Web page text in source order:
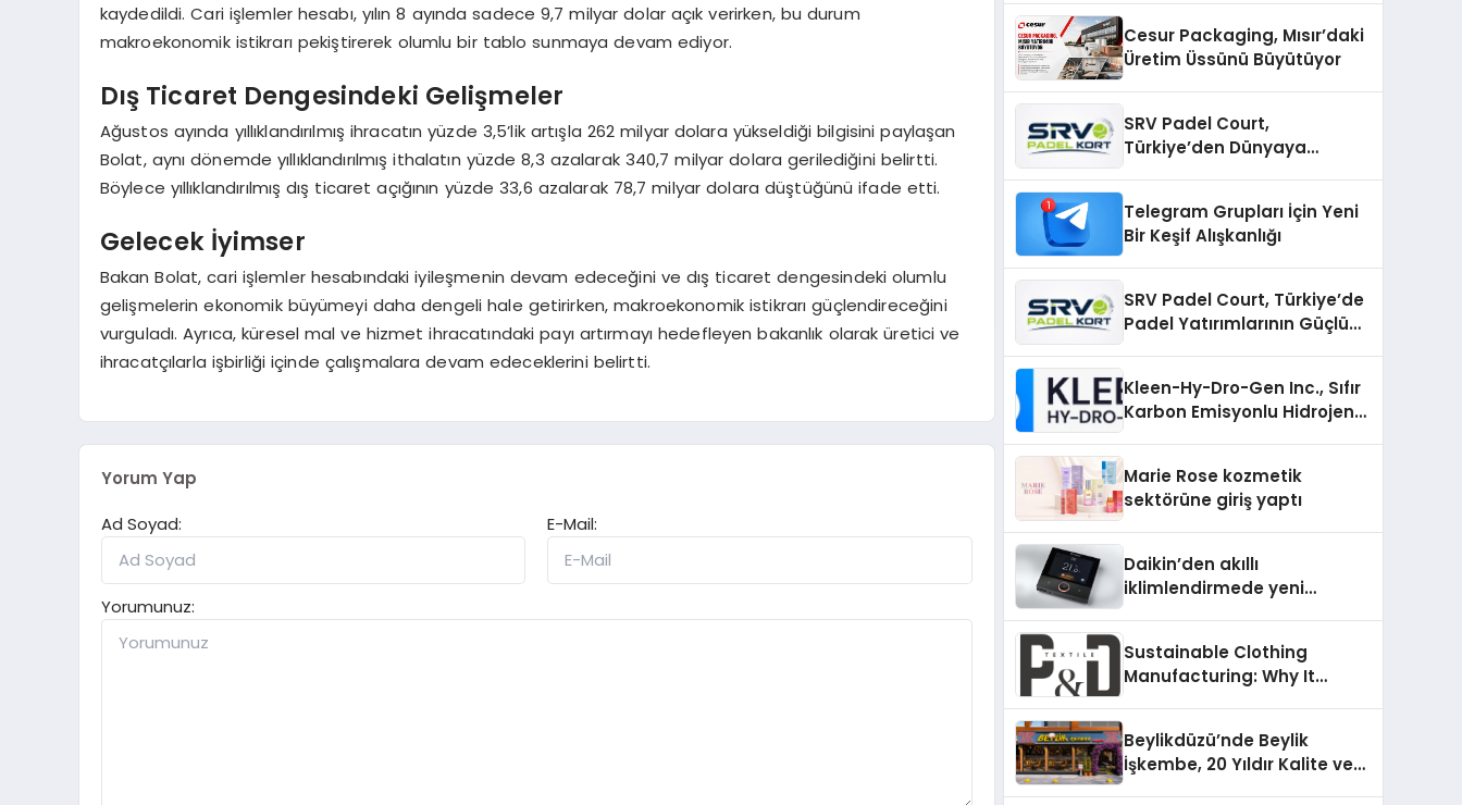
kaydedildi. Cari işlemler hesabı, yılın 8 ayında sadece 9,7 milyar dolar açık verirken, bu durum
makroekonomik istikrarı pekiştirerek olumlu bir tablo sunmaya devam ediyor.
Dış Ticaret Dengesindeki Gelişmeler
Ağustos ayında yıllıklandırılmış ihracatın yüzde 3,5’lik artışla 262 milyar dolara yükseldiği bilgisini paylaşan
Bolat, aynı dönemde yıllıklandırılmış ithalatın yüzde 8,3 azalarak 340,7 milyar dolara gerilediğini belirtti.
Böylece yıllıklandırılmış dış ticaret açığının yüzde 33,6 azalarak 78,7 milyar dolara düştüğünü ifade etti.
Gelecek İyimser
Bakan Bolat, cari işlemler hesabındaki iyileşmenin devam edeceğini ve dış ticaret dengesindeki olumlu
gelişmelerin ekonomik büyümeyi daha dengeli hale getirirken, makroekonomik istikrarı güçlendireceğini
vurguladı. Ayrıca, küresel mal ve hizmet ihracatındaki payı artırmayı hedefleyen bakanlık olarak üretici ve
ihracatçılarla işbirliği içinde çalışmalara devam edeceklerini belirtti.
Yorum Yap
Ad Soyad:
E-Mail:
Yorumunuz:
Cesur Packaging, Mısır’daki
Üretim Üssünü Büyütüyor
SRV Padel Court,
Türkiye’den Dünyaya
Telegram Grupları İçin Yeni
Bir Keşif Alışkanlığı
SRV Padel Court, Türkiye’de
Padel Yatırımlarının Güçlü
Kleen-Hy-Dro-Gen Inc., Sıfır
Karbon Emisyonlu Hidrojen
Aldı
Marie Rose kozmetik
sektörüne giriş yaptı
Daikin’den akıllı
iklimlendirmede yeni
Sustainable Clothing
Manufacturing: Why It
Beylikdüzü’nde Beylik
İşkembe, 20 Yıldır Kalite ve